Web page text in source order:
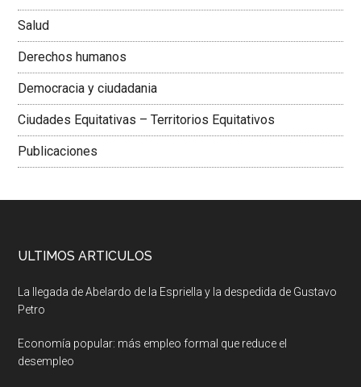
Salud
Derechos humanos
Democracia y ciudadania
Ciudades Equitativas – Territorios Equitativos
Publicaciones
ULTIMOS ARTICULOS
La llegada de Abelardo de la Espriella y la despedida de Gustavo
Petro
Economía popular: más empleo formal que reduce el
desempleo